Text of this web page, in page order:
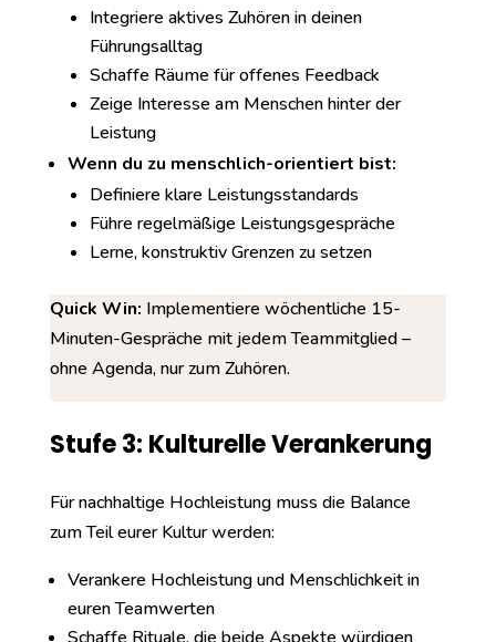
Integriere aktives Zuhören in deinen
Führungsalltag
Schaffe Räume für offenes Feedback
Zeige Interesse am Menschen hinter der
Leistung
Wenn du zu menschlich-orientiert bist:
Definiere klare Leistungsstandards
Führe regelmäßige Leistungsgespräche
Lerne, konstruktiv Grenzen zu setzen
Quick Win: Implementiere wöchentliche 15-
Minuten-Gespräche mit jedem Teammitglied –
ohne Agenda, nur zum Zuhören.
Stufe 3: Kulturelle Verankerung
Für nachhaltige Hochleistung muss die Balance
zum Teil eurer Kultur werden:
Verankere Hochleistung und Menschlichkeit in
euren Teamwerten